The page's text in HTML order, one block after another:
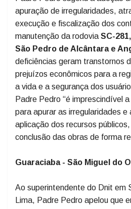
Ao governador do estado e por
presidente do TCE, Herneus de
Padre Pedro sugeriu a adoção
apuração de irregularidades,
execução e fiscalização dos
manutenção da rodoviaSC-
São Pedro de Alcântara e
deficiências geram transtornos
prejuízos econômicos para a
a vida e a segurança dos
Padre Pedro “é imprescindível
aplicação dos recursos públicos,
Guaraciaba - São Miguel do